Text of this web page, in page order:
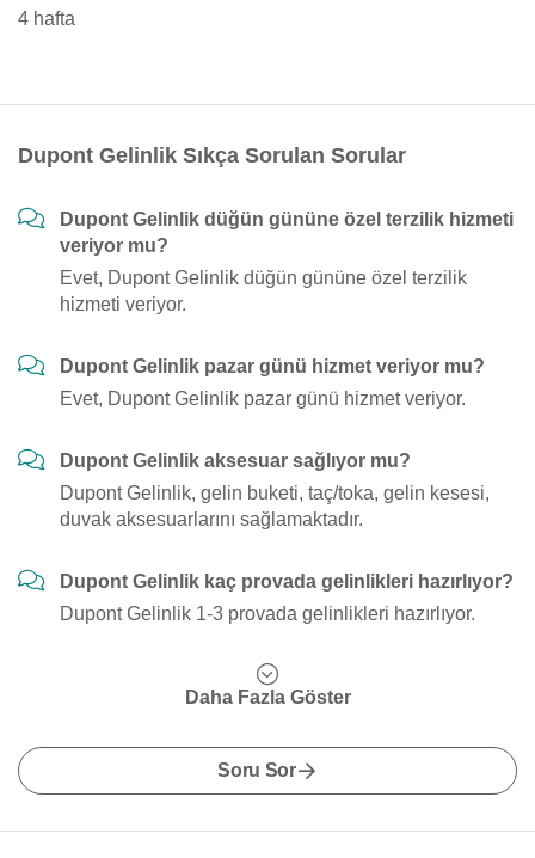
4 hafta
Dupont Gelinlik Sıkça Sorulan Sorular
Dupont Gelinlik düğün gününe özel terzilik hizmeti
veriyor mu?
Evet, Dupont Gelinlik düğün gününe özel terzilik
hizmeti veriyor.
Dupont Gelinlik pazar günü hizmet veriyor mu?
Evet, Dupont Gelinlik pazar günü hizmet veriyor.
Dupont Gelinlik aksesuar sağlıyor mu?
Dupont Gelinlik, gelin buketi, taç/toka, gelin kesesi,
duvak aksesuarlarını sağlamaktadır.
Dupont Gelinlik kaç provada gelinlikleri hazırlıyor?
Dupont Gelinlik 1-3 provada gelinlikleri hazırlıyor.
Daha Fazla Göster
Soru Sor